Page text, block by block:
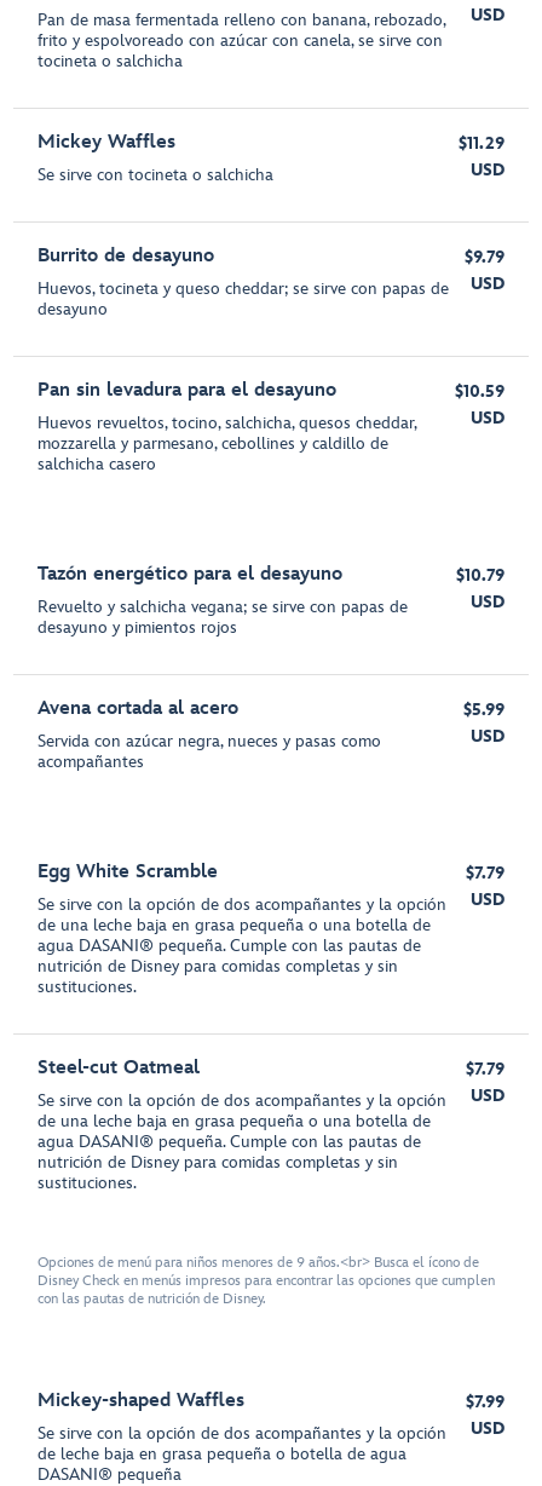
Pan de masa fermentada relleno con banana, rebozado,
frito y espolvoreado con azúcar con canela, se sirve con
tocineta o salchicha
USD
Mickey Waffles
Se sirve con tocineta o salchicha
$11.29
USD
Burrito de desayuno
Huevos, tocineta y queso cheddar; se sirve con papas de
desayuno
$9.79
USD
Pan sin levadura para el desayuno
Huevos revueltos, tocino, salchicha, quesos cheddar,
mozzarella y parmesano, cebollines y caldillo de
salchicha casero
$10.59
USD
Tazón energético para el desayuno
Revuelto y salchicha vegana; se sirve con papas de
desayuno y pimientos rojos
$10.79
USD
Avena cortada al acero
Servida con azúcar negra, nueces y pasas como
acompañantes
$5.99
USD
Egg White Scramble
Se sirve con la opción de dos acompañantes y la opción
de una leche baja en grasa pequeña o una botella de
agua DASANI® pequeña. Cumple con las pautas de
nutrición de Disney para comidas completas y sin
sustituciones.
$7.79
USD
Steel-cut Oatmeal
Se sirve con la opción de dos acompañantes y la opción
de una leche baja en grasa pequeña o una botella de
agua DASANI® pequeña. Cumple con las pautas de
nutrición de Disney para comidas completas y sin
sustituciones.
$7.79
USD
Opciones de menú para niños menores de 9 años.<br> Busca el ícono de
Disney Check en menús impresos para encontrar las opciones que cumplen
con las pautas de nutrición de Disney.
Mickey-shaped Waffles
Se sirve con la opción de dos acompañantes y la opción
de leche baja en grasa pequeña o botella de agua
DASANI® pequeña
$7.99
USD